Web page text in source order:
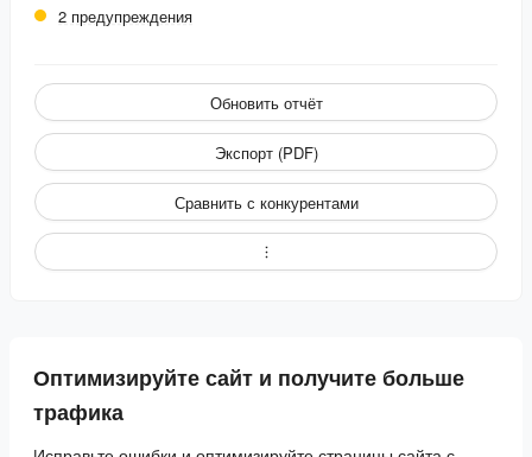
2 предупреждения
Обновить отчёт
Экспорт (PDF)
Сравнить с конкурентами
Оптимизируйте сайт и получите больше
трафика